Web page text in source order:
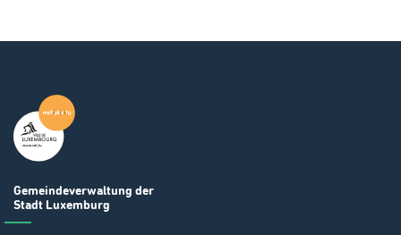
Gemeindeverwaltung der
Stadt Luxemburg